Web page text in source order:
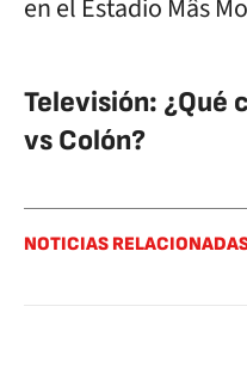
en el Estadio Mâs
Televisión: ¿Qué
vs Colón?
NOTICIAS